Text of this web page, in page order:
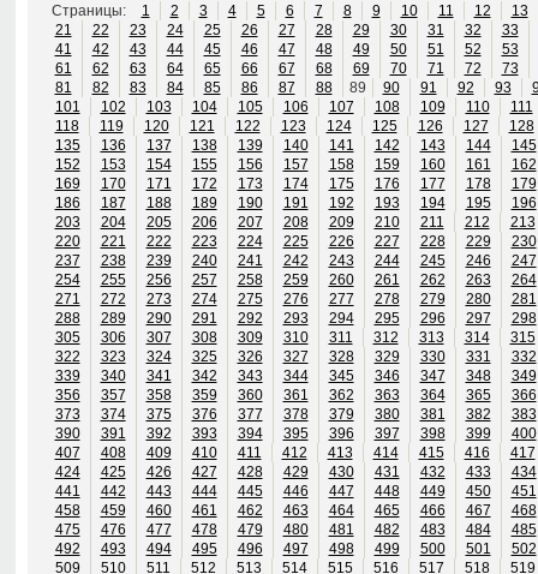
Страницы: 1 2 3 4 5 6 7 8 9 10 11 12
13
21
22 23 24 25 26 27 28 29 30 31 32
33
41
42 43 44 45 46 47 48 49 50 51 52
53
61
62 63 64 65 66 67 68 69 70 71 72
73
81
82 83 84 85 86 87 88 89 90 91 92 93
101
102 103 104 105 106 107 108 109 110
111
118
119 120 121 122 123 124 125 126 127
128
135
136 137 138 139 140 141 142 143 144
145
152
153 154 155 156 157 158 159 160 161
162
169
170 171 172 173 174 175 176 177 178
179
186
187 188 189 190 191 192 193 194 195
196
203
204 205 206 207 208 209 210 211 212
213
220
221 222 223 224 225 226 227 228 229
230
237
238 239 240 241 242 243 244 245 246
247
254
255 256 257 258 259 260 261 262 263
264
271
272 273 274 275 276 277 278 279 280
281
288
289 290 291 292 293 294 295 296 297
298
305
306 307 308 309 310 311 312 313 314
315
322
323 324 325 326 327 328 329 330 331
332
339
340 341 342 343 344 345 346 347 348
349
356
357 358 359 360 361 362 363 364 365
366
373
374 375 376 377 378 379 380 381 382
383
390
391 392 393 394 395 396 397 398 399
400
407
408 409 410 411 412 413 414 415 416
417
424
425 426 427 428 429 430 431 432 433
434
441
442 443 444 445 446 447 448 449 450
451
458
459 460 461 462 463 464 465 466 467
468
475
476 477 478 479 480 481 482 483 484
485
492
493 494 495 496 497 498 499 500 501
502
509
510 511 512 513 514 515 516 517 518
519